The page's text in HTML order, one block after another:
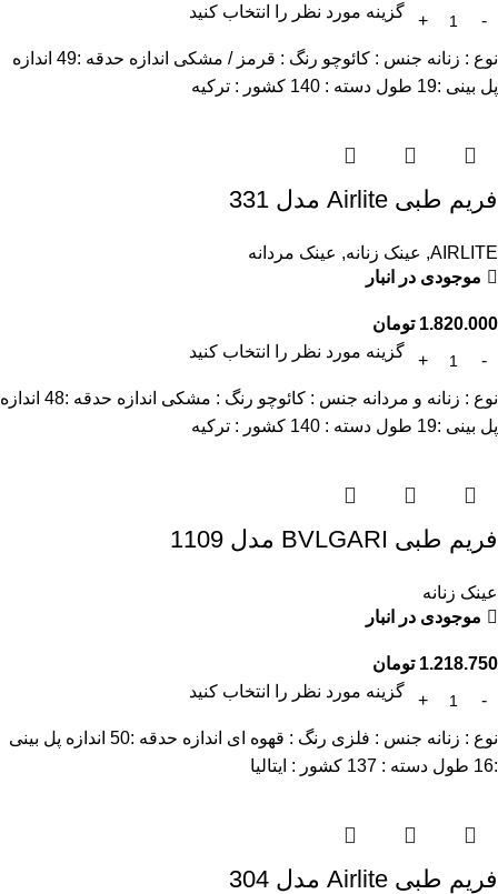
گزینه مورد نظر را انتخاب کنید
نوع : زنانه جنس : کائوچو رنگ : قرمز / مشکی اندازه حدقه :49 اندازه
پل بینی :19 طول دسته : 140 کشور : ترکیه
فریم طبی Airlite مدل 331
AIRLITE
, عینک زنانه, عینک مردانه
موجودی در انبار
1.820.000 تومان
گزینه مورد نظر را انتخاب کنید
نوع : زنانه و مردانه جنس : کائوچو رنگ : مشکی اندازه حدقه :48 اندازه
پل بینی :19 طول دسته : 140 کشور : ترکیه
فریم طبی BVLGARI مدل 1109
عینک زنانه
موجودی در انبار
1.218.750 تومان
گزینه مورد نظر را انتخاب کنید
نوع : زنانه جنس : فلزی رنگ : قهوه ای اندازه حدقه :50 اندازه پل بینی
:16 طول دسته : 137 کشور : ایتالیا
فریم طبی Airlite مدل 304